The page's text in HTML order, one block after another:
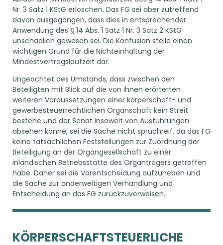
Nr. 3 Satz 1 KStG erloschen. Das FG sei aber zutreffend
davon ausgegangen, dass dies in entsprechender
Anwendung des § 14 Abs. 1 Satz 1 Nr. 3 Satz 2 KStG
unschädlich gewesen sei. Die Konfusion stelle einen
wichtigen Grund für die Nichteinhaltung der
Mindestvertragslaufzeit dar.
Ungeachtet des Umstands, dass zwischen den
Beteiligten mit Blick auf die von ihnen erörterten
weiteren Voraussetzungen einer körperschaft- und
gewerbesteuerrechtlichen Organschaft kein Streit
bestehe und der Senat insoweit von Ausführungen
absehen könne, sei die Sache nicht spruchreif, da das FG
keine tatsächlichen Feststellungen zur Zuordnung der
Beteiligung an der Organgesellschaft zu einer
inländischen Betriebsstätte des Organträgers getroffen
habe. Daher sei die Vorentscheidung aufzuheben und
die Sache zur anderweitigen Verhandlung und
Entscheidung an das FG zurückzuverweisen.
KÖRPERSCHAFTSTEUERLICHE